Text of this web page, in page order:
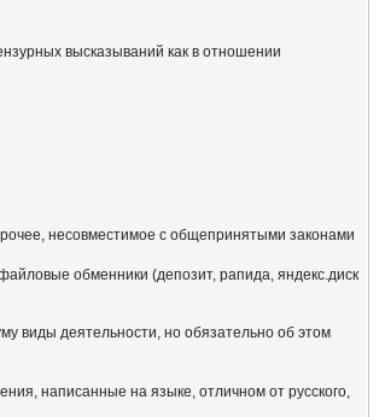
высказываний как в отношении
несовместимое с общепринятыми законами
обменники (депозит, рапида, яндекс.диск
виды деятельности, но обязательно об этом
написанные на языке, отличном от русского,